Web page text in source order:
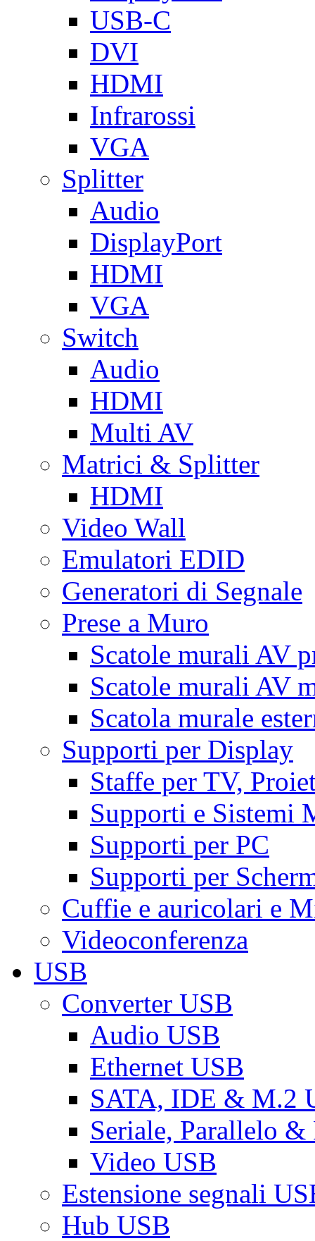
USB-C
DVI
HDMI
Infrarossi
VGA
Splitter
Audio
DisplayPort
HDMI
VGA
Switch
Audio
HDMI
Multi AV
Matrici & Splitter
HDMI
Video Wall
Emulatori EDID
Generatori di Segnale
Prese a Muro
Scatole murali AV
Scatole murali AV
Scatola murale
Supporti per Display
Staffe per TV,
Supporti e Sistemi
Supporti per PC
Supporti per
Cuffie e auricolari e
Videoconferenza
USB
Converter USB
Audio USB
Ethernet USB
SATA, IDE & M.2
Seriale, Parallelo &
Video USB
Estensione segnali
Hub USB